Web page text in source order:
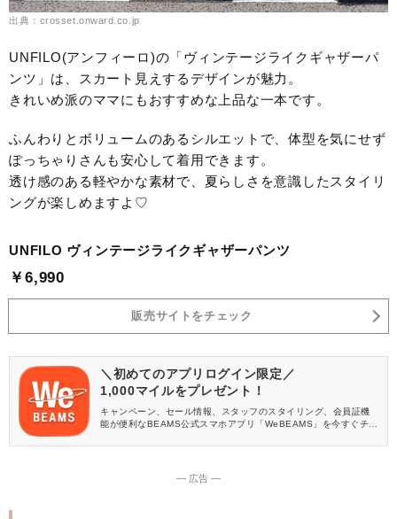
出典：crosset.onward.co.jp
UNFILO(アンフィーロ)の「ヴィンテージライクギャザーパ
ンツ」は、スカート見えするデザインが魅力。
きれいめ派のママにもおすすめな上品な一本です。
ふんわりとボリュームのあるシルエットで、体型を気にせず
ぽっちゃりさんも安心して着用できます。
透け感のある軽やかな素材で、夏らしさを意識したスタイリ
ングが楽しめますよ♡
UNFILO ヴィンテージライクギャザーパンツ
￥6,990
販売サイトをチェック
＼初めてのアプリログイン限定／
1,000マイルをプレゼント！
キャンペーン、セール情報、スタッフのスタイリング、会員証機
能が便利なBEAMS公式スマホアプリ「WeBEAMS」を今すぐチェ
― 広告 ―